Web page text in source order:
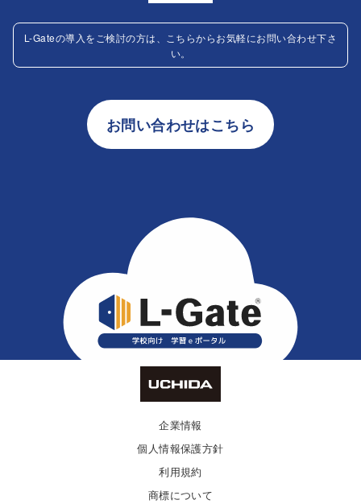
L-Gateの導入をご検討の方は、こちらからお気軽にお問い合わせ下さ
い。
お問い合わせはこちら
企業情報
個人情報保護方針
利用規約
商標について